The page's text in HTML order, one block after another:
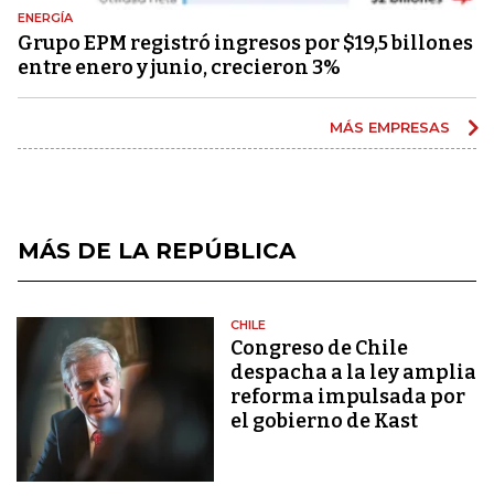
ENERGÍA
Grupo EPM registró ingresos por $19,5 billones
entre enero y junio, crecieron 3%
MÁS EMPRESAS
MÁS DE LA REPÚBLICA
CHILE
Congreso de Chile
despacha a la ley amplia
reforma impulsada por
el gobierno de Kast